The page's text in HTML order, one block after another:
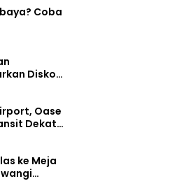
Coba
Diskon
Oase
Dekat
ke Meja